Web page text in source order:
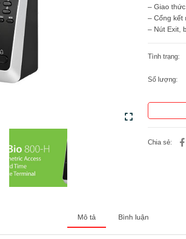
– Giao
– Cổng kết
– Nút Exit,
Tình trạng:
Số lượng:
Chia sẻ:
Mô tả Bình luận